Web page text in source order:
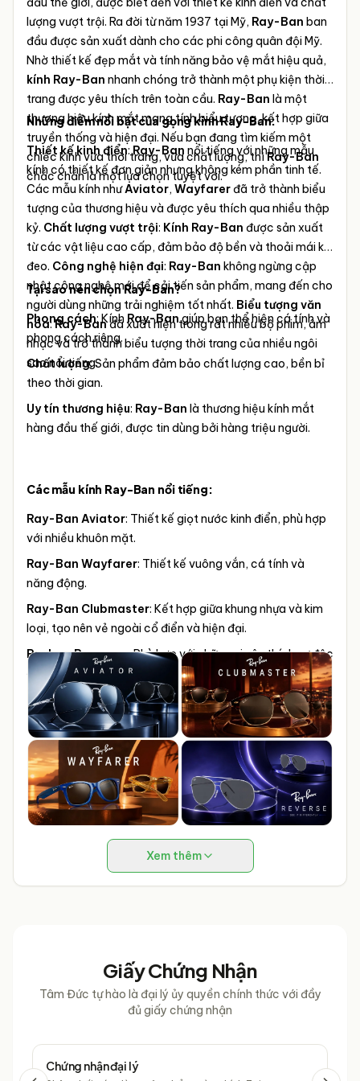
lượng vượt trội. Ra đời từ năm 1937 tại Mỹ, Ray-Ban ban
đầu được sản xuất dành cho các phi công quân đội Mỹ.
Nhờ thiết kế đẹp mắt và tính năng bảo vệ mắt hiệu quả,
kính Ray-Ban nhanh chóng trở thành một phụ kiện thời
trang được yêu thích trên toàn cầu. Ray-Ban là một
thương hiệu kính mắt mang tính biểu tượng, kết hợp giữa
truyền thống và hiện đại. Nếu bạn đang tìm kiếm một
chiếc kính vừa thời trang, vừa chất lượng, thìRay-Ban
chắc chắn là một lựa chọn tuyệt vời.
Những điểm nổi bật của gọng kính Ray-Ban:
Thiết kế kinh điển:Ray-Ban nổi tiếng với những mẫu
kính có thiết kế đơn giản nhưng không kém phần tinh tế.
Các mẫu kính nhưAviator, Wayfarerđã trở thành biểu
tượng của thương hiệu và được yêu thích qua nhiều thập
kỷ. Chất lượng vượt trội: Kính Ray-Ban được sản xuất
từ các vật liệu cao cấp, đảm bảo độ bền và thoải mái khi
đeo. Công nghệ hiện đại: Ray-Ban không ngừng cập
nhật công nghệ mới để cải tiến sản phẩm, mang đến cho
người dùng những trải nghiệm tốt nhất. Biểu tượng văn
hóa:Ray-Banđã xuất hiện trong rất nhiều bộ phim, âm
nhạc và trở thành biểu tượng thời trang của nhiều ngôi
sao nổi tiếng.
Tại sao nên chọn Ray-Ban?
Phong cách: KínhRay-Bangiúp bạn thể hiện cá tính và
phong cách riêng.
Chất lượng: Sản phẩm đảm bảo chất lượng cao, bền bỉ
theo thời gian.
Uy tín thương hiệu: Ray-Ban là thương hiệu kính mắt
hàng đầu thế giới, được tin dùng bởi hàng triệu người.
Các mẫu kính Ray-Ban nổi tiếng:
Ray-Ban Aviator: Thiết kế giọt nước kinh điển, phù hợp
với nhiều khuôn mặt.
Ray-Ban Wayfarer: Thiết kế vuông vắn, cá tính và
năng động.
Ray-Ban Clubmaster: Kết hợp giữa khung nhựa và kim
loại, tạo nên vẻ ngoài cổ điển và hiện đại.
Rayban Reverse– Phù hợp với những ai yêu thích sự độc
đáo, phá cách.
Xem thêm
Giấy Chứng Nhận
Tâm Đức tự hào là đại lý ủy quyền chính thức với đầy
đủ giấy chứng nhận
Chứng nhận đại lý